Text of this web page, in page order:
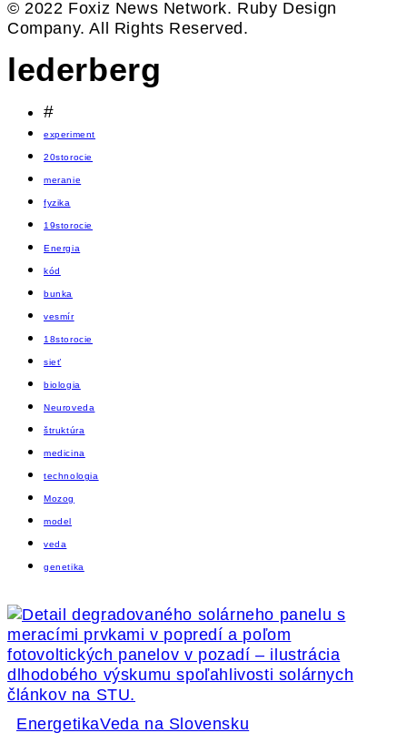
© 2022 Foxiz News Network. Ruby Design
Company. All Rights Reserved.
lederberg
#
experiment
20storocie
meranie
fyzika
19storocie
Energia
kód
bunka
vesmír
18storocie
sieť
biologia
Neuroveda
štruktúra
medicina
technologia
Mozog
model
veda
genetika
EnergetikaVeda na Slovensku